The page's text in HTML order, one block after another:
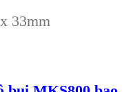
33mm